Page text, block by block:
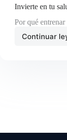
Invierte en tu
Por qué
Continuar